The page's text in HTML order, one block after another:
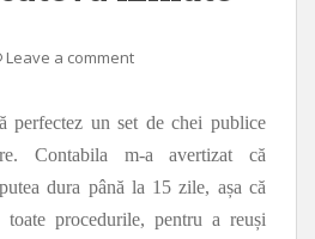
Leave a comment
perfectez un set de chei publice
Contabila m-a avertizat că
dura până la 15 zile, așa că
procedurile, pentru a reuși